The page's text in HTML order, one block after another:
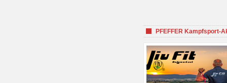
PFEFFER Kampfsport-